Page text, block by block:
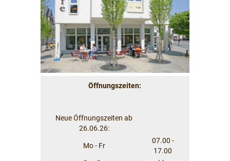
Öffnungszeiten:
Neue Öffnungszeiten ab
26.06.26:
Mo - Fr
07.00 -
17.00